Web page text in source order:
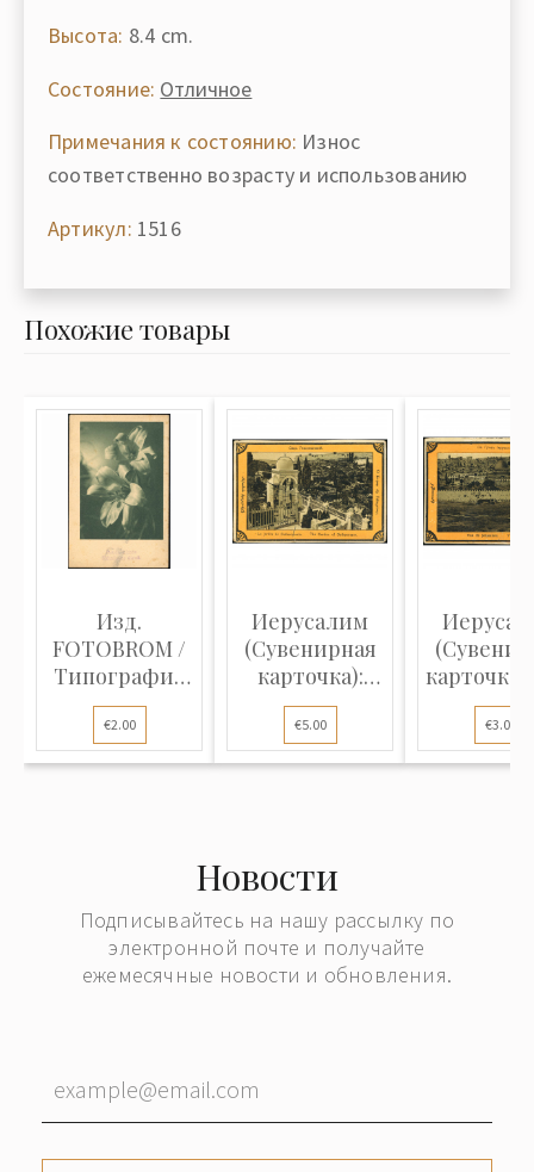
Высота: 8.4 cm.
Состояние: Отличное
Примечания к состоянию: Износ
соответственно возрасту и использованию
Артикул: 1516
Похожие товары
Изд.
FOTOBROM /
Типография
ценных бумаг
(Фото...
€2.00
Иерусалим
(Сувенирная
карточка):
Гефсиманский...
€5.00 €3.00
Новости
Подписывайтесь на нашу рассылку по
электронной почте и получайте
ежемесячные новости и обновления.